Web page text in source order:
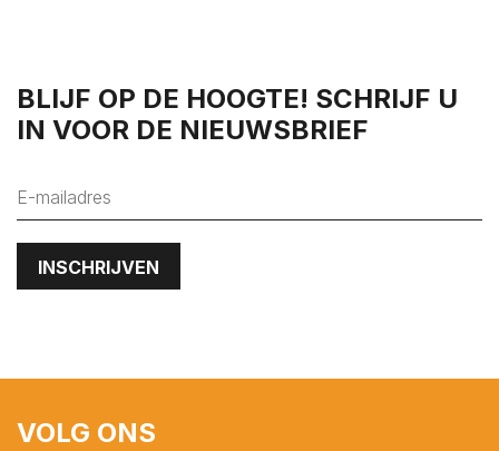
BLIJF OP DE HOOGTE! SCHRIJF U
IN VOOR DE NIEUWSBRIEF
VOLG ONS